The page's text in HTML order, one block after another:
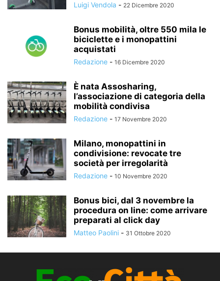
Luigi Vendola - 22 Dicembre 2020
Bonus mobilità, oltre 550 mila le
biciclette e i monopattini
acquistati
Redazione - 16 Dicembre 2020
È nata Assosharing,
l’associazione di categoria della
mobilità condivisa
Redazione - 17 Novembre 2020
Milano, monopattini in
condivisione: revocate tre
società per irregolarità
Redazione - 10 Novembre 2020
Bonus bici, dal 3 novembre la
procedura on line: come arrivare
preparati al click day
Matteo Paolini - 31 Ottobre 2020